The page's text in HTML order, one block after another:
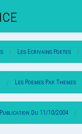
Les Ecrivains Poetes
Les Poemes Par Themes
Publication Du 11/10/2004